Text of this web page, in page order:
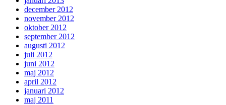
december 2012
november 2012
oktober 2012
september 2012
augusti 2012
juli 2012
juni 2012
maj 2012
april 2012
januari 2012
maj 2011